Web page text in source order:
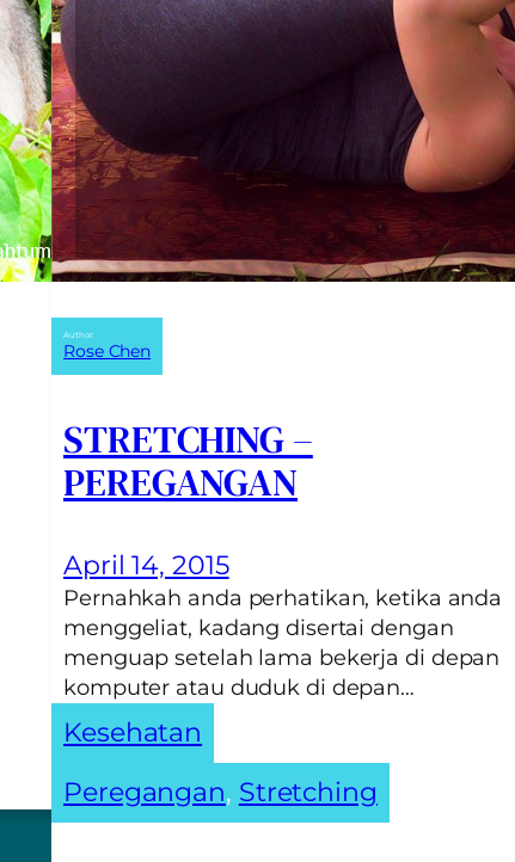
Author:
Rose Chen
STRETCHING –
PEREGANGAN
April 14, 2015
Pernahkah anda perhatikan, ketika anda
menggeliat, kadang disertai dengan
menguap setelah lama bekerja di depan
komputer atau duduk di depan…
Kesehatan
Peregangan, Stretching